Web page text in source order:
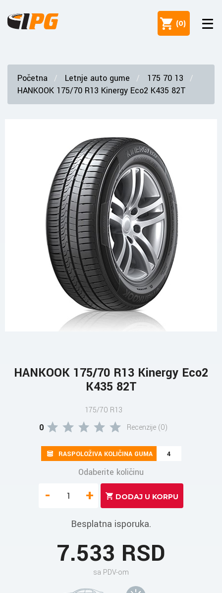
(0)
Početna Letnje auto gume
175 70 13
HANKOOK 175/70 R13 Kinergy Eco2 K435 82T
HANKOOK 175/70 R13 Kinergy Eco2
K435 82T
175/70 R13
0 Recenzije (0)
RASPOLOŽIVA KOLIČINA GUMA 4
Odaberite količinu
- +
Besplatna isporuka.
7.533 RSD
sa PDV-om